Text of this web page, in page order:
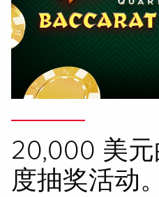
20,000 美
度抽奖活动。